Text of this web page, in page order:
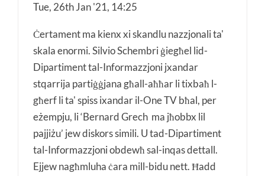
Tue, 26th Jan '21, 14:25
Ċertament ma kienx xi skandlu nazzjonali ta'
skala enormi. Silvio Schembri ġiegħel lid-
Dipartiment tal-Informazzjoni jxandar
stqarrija partiġġjana għall-aħħar li tixbaħ l-
għerf li ta' spiss ixandar il-One TV bħal, per
eżempju, li ‘Bernard Grech ma jħobbx lil
pajjiżu’ jew diskors simili. U tad-Dipartiment
tal-Informazzjoni obdewħ sal-inqas dettall.
Ejjew nagħmluha ċara mill-bidu nett. Ħadd